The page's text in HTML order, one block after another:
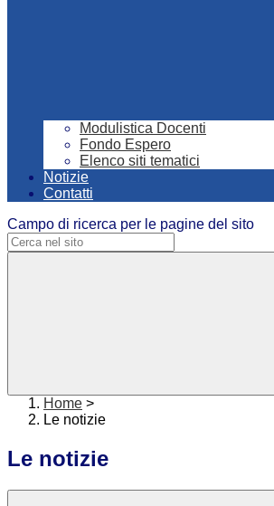
Modulistica Docenti
Fondo Espero
Elenco siti tematici
Notizie
Contatti
Campo di ricerca per le pagine del sito
Home >
Le notizie
Le notizie